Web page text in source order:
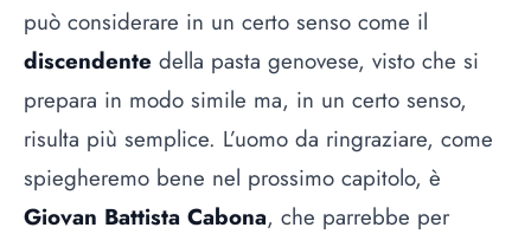
può considerare in un certo senso come il
discendente della pasta genovese, visto che si
prepara in modo simile ma, in un certo senso,
risulta più semplice. L’uomo da ringraziare, come
spiegheremo bene nel prossimo capitolo, è
Giovan Battista Cabona, che parrebbe per